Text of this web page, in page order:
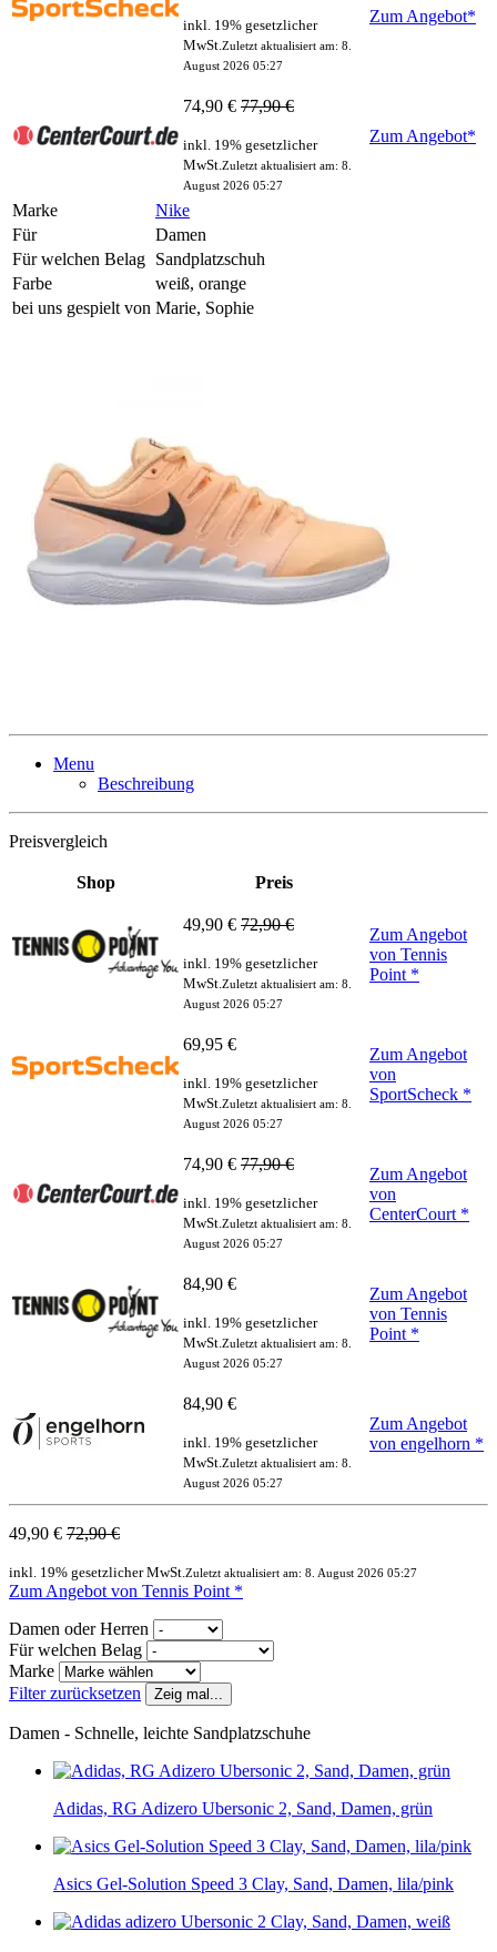
inkl. 19% gesetzlicher
MwSt. Zuletzt aktualisiert am: 8.
August 2026 05:27
Zum Angebot*
74,90 € 77,90 €
inkl. 19% gesetzlicher
MwSt. Zuletzt aktualisiert am: 8.
August 2026 05:27
Zum Angebot*
Marke
Nike
Für
Damen
Für welchen Belag Sandplatzschuh
Farbe
weiß, orange
bei uns gespielt von Marie, Sophie
Menu
Beschreibung
Preisvergleich
Shop Preis
49,90 € 72,90 €
inkl. 19% gesetzlicher
MwSt. Zuletzt aktualisiert am: 8.
August 2026 05:27
Zum Angebot
von Tennis
Point *
69,95 €
inkl. 19% gesetzlicher
MwSt. Zuletzt aktualisiert am: 8.
August 2026 05:27
Zum Angebot
von
SportScheck *
74,90 € 77,90 €
inkl. 19% gesetzlicher
MwSt. Zuletzt aktualisiert am: 8.
August 2026 05:27
Zum Angebot
von
CenterCourt *
84,90 €
inkl. 19% gesetzlicher
MwSt. Zuletzt aktualisiert am: 8.
August 2026 05:27
Zum Angebot
von Tennis
Point *
84,90 €
inkl. 19% gesetzlicher
MwSt. Zuletzt aktualisiert am: 8.
August 2026 05:27
Zum Angebot
von engelhorn *
49,90 € 72,90 €
inkl. 19% gesetzlicher MwSt. Zuletzt aktualisiert am: 8. August 2026 05:27
Zum Angebot von Tennis Point *
Damen oder Herren
Für welchen Belag
Marke
Filter zurücksetzen
Zeig mal...
Damen - Schnelle, leichte Sandplatzschuhe
Adidas, RG Adizero Ubersonic 2, Sand, Damen, grün
Asics Gel-Solution Speed 3 Clay, Sand, Damen, lila/pink